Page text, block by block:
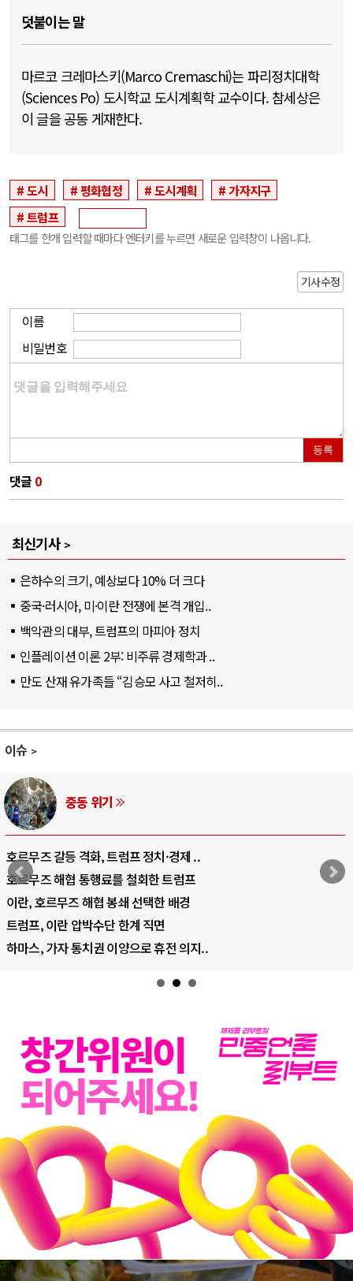
덧붙이는 말
마르코 크레마스키(Marco Cremaschi)는 파리정치대학
(Sciences Po) 도시학교 도시계획학 교수이다. 참세상은
이 글을 공동 게재한다.
도시 평화협정 도시계획
가자지구
트럼프
태그를 한개 입력할 때마다 엔터키를 누르면 새로운 입력창이 나옵니다.
기사수정
이름
비밀번호
등록
댓글 0
최신기사
은하수의 크기, 예상보다 10% 더 크다
중국·러시아, 미·이란 전쟁에 본격 개입..
백악관의 대부, 트럼프의 마피아 정치
인플레이션 이론 2부: 비주류 경제학과 ..
만도 산재 유가족들 “김승모 사고 철저히..
이슈
AI와 인간
중국 AI, 저가 공세로 글로벌 토큰 시..
AI 국부펀드 구상 놓고 미국 진보진영 ..
AI 데이터센터 반대 투쟁은 새로운 글로..
AI의 숨은 환경 비용: 데이터센터 확산..
AI는 어떻게 미국 민주주의를 잠식하고 ..